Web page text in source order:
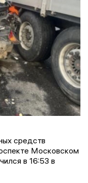
средств
Московском
в 16:53 в